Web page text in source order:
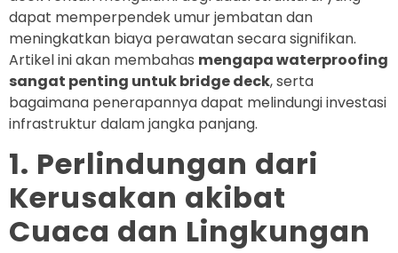
dapat memperpendek umur jembatan dan
meningkatkan biaya perawatan secara signifikan.
Artikel ini akan membahas mengapa waterproofing
sangat penting untuk bridge deck, serta
bagaimana penerapannya dapat melindungi investasi
infrastruktur dalam jangka panjang.
1. Perlindungan dari
Kerusakan akibat
Cuaca dan Lingkungan